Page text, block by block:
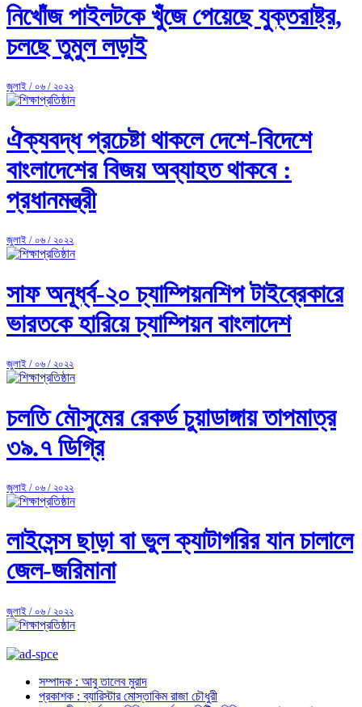
নিখোঁজ পাইলটকে খুঁজে পেয়েছে যুক্তরাষ্ট্র,
চলছে তুমুল লড়াই
জুলাই / ০৬ / ২০২২
ঐক্যবদ্ধ প্রচেষ্টা থাকলে দেশে-বিদেশে
বাংলাদেশের বিজয় অব্যাহত থাকবে :
প্রধানমন্ত্রী
জুলাই / ০৬ / ২০২২
সাফ অনূর্ধ্ব-২০ চ্যাম্পিয়নশিপ টাইব্রেকারে
ভারতকে হারিয়ে চ্যাম্পিয়ন বাংলাদেশ
জুলাই / ০৬ / ২০২২
চলতি মৌসুমের রেকর্ড চুয়াডাঙ্গায় তাপমাত্র
৩৯.৭ ডিগ্রি
জুলাই / ০৬ / ২০২২
লাইসেন্স ছাড়া বা ভুল ক্যাটাগরির যান চালালে
জেল-জরিমানা
জুলাই / ০৬ / ২০২২
সম্পাদক : আবু তালেব মুরাদ
প্রকাশক : ব্যারিস্টার মোস্তাকিম রাজা চৌধুরী